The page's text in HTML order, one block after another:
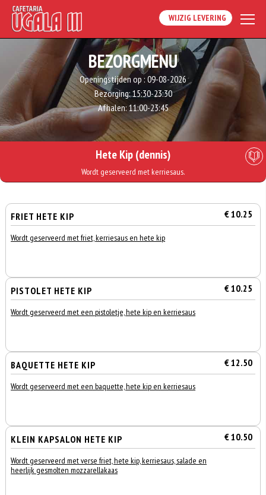
WIJZIG LEVERING
BEZORGMENU
Openingstijden op : 09-08-2026
Bezorging:15:30-23:30
Afhalen:11:00-23:45
Hete Kip (dennis)
Wordt geserveerd met kerriesaus.
FRIET HETE KIP € 10.25
Wordt geserveerd met friet, kerriesaus en hete kip
PISTOLET HETE KIP € 10.25
Wordt geserveerd met een pistoletje, hete kip en kerriesaus
BAQUETTE HETE KIP € 12.50
Wordt geserveerd met een baquette, hete kip en kerriesaus
KLEIN KAPSALON HETE KIP € 10.50
Wordt geserveerd met verse friet, hete kip, kerriesaus, salade en
heerlijk gesmolten mozzarellakaas